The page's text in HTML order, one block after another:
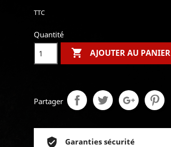
TTC
Quantité
 AJOUTER AU PANIER
Partager
Garanties sécurité